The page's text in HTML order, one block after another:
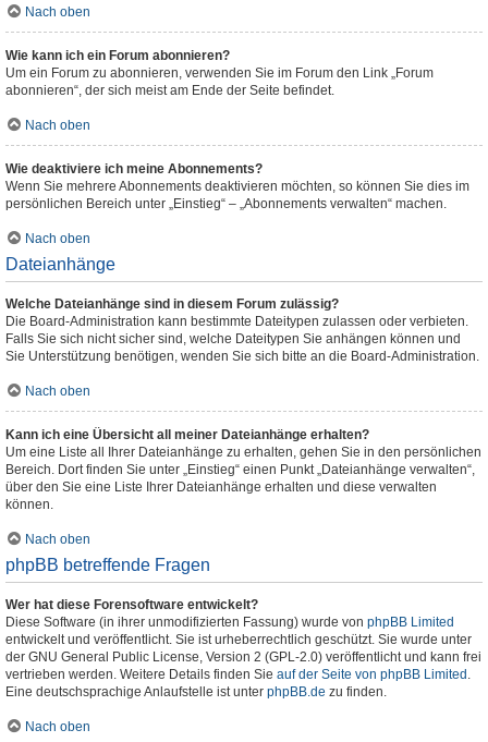
Nach oben
Wie kann ich ein Forum abonnieren?
Um ein Forum zu abonnieren, verwenden Sie im Forum den Link „Forum
abonnieren“, der sich meist am Ende der Seite befindet.
Nach oben
Wie deaktiviere ich meine Abonnements?
Wenn Sie mehrere Abonnements deaktivieren möchten, so können Sie dies im
persönlichen Bereich unter „Einstieg“ – „Abonnements verwalten“ machen.
Nach oben
Dateianhänge
Welche Dateianhänge sind in diesem Forum zulässig?
Die Board-Administration kann bestimmte Dateitypen zulassen oder verbieten.
Falls Sie sich nicht sicher sind, welche Dateitypen Sie anhängen können und
Sie Unterstützung benötigen, wenden Sie sich bitte an die Board-Administration.
Nach oben
Kann ich eine Übersicht all meiner Dateianhänge erhalten?
Um eine Liste all Ihrer Dateianhänge zu erhalten, gehen Sie in den persönlichen
Bereich. Dort finden Sie unter „Einstieg“ einen Punkt „Dateianhänge verwalten“,
über den Sie eine Liste Ihrer Dateianhänge erhalten und diese verwalten
können.
Nach oben
phpBB betreffende Fragen
Wer hat diese Forensoftware entwickelt?
Diese Software (in ihrer unmodifizierten Fassung) wurde von phpBB Limited
entwickelt und veröffentlicht. Sie ist urheberrechtlich geschützt. Sie wurde unter
der GNU General Public License, Version 2 (GPL-2.0) veröffentlicht und kann frei
vertrieben werden. Weitere Details finden Sie auf der Seite von phpBB Limited .
Eine deutschsprachige Anlaufstelle ist unter phpBB.de zu finden.
Nach oben